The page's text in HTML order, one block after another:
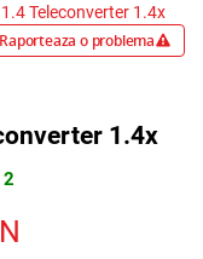
Teleconverter 1.4x
Raporteaza o problema
1.4x